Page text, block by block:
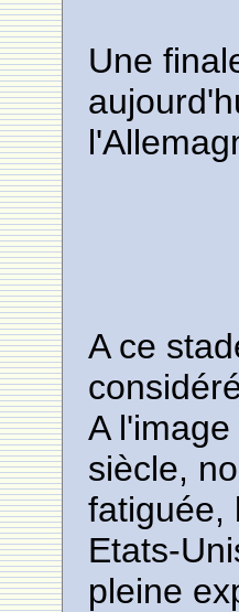
Une
A ce
A
siècle,
fatiguée,
Etats-
pleine